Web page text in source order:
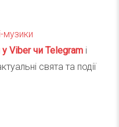
музики
Viber чи Telegram і
свята та події